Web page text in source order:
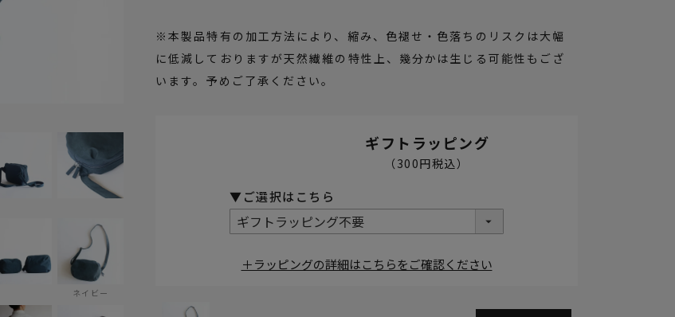
ネイビー
※本製品特有の加工方法により、縮み、色褪せ・色落ちのリスクは大幅
に低減しておりますが天然繊維の特性上、幾分かは生じる可能性もござ
います。予めご了承ください。
ギフトラッピング
(必須)
＋ラッピングの詳細はこちらをご確認ください